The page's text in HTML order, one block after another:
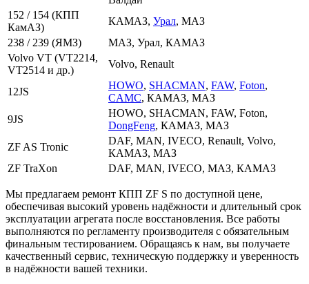
152 / 154 (КПП
КамАЗ)
КАМАЗ, Урал, МАЗ
238 / 239 (ЯМЗ)
МАЗ, Урал, КАМАЗ
Volvo VT (VT2214,
VT2514 и др.)
Volvo, Renault
12JS
HOWO, SHACMAN, FAW, Foton,
CAMC, КАМАЗ, МАЗ
9JS
HOWO, SHACMAN, FAW, Foton,
DongFeng, КАМАЗ, МАЗ
ZF AS Tronic
DAF, MAN, IVECO, Renault, Volvo,
КАМАЗ, МАЗ
ZF TraXon
DAF, MAN, IVECO, МАЗ, КАМАЗ
Мы предлагаем ремонт КПП ZF S по доступной цене,
обеспечивая высокий уровень надёжности и длительный срок
эксплуатации агрегата после восстановления. Все работы
выполняются по регламенту производителя с обязательным
финальным тестированием. Обращаясь к нам, вы получаете
качественный сервис, техническую поддержку и уверенность
в надёжности вашей техники.